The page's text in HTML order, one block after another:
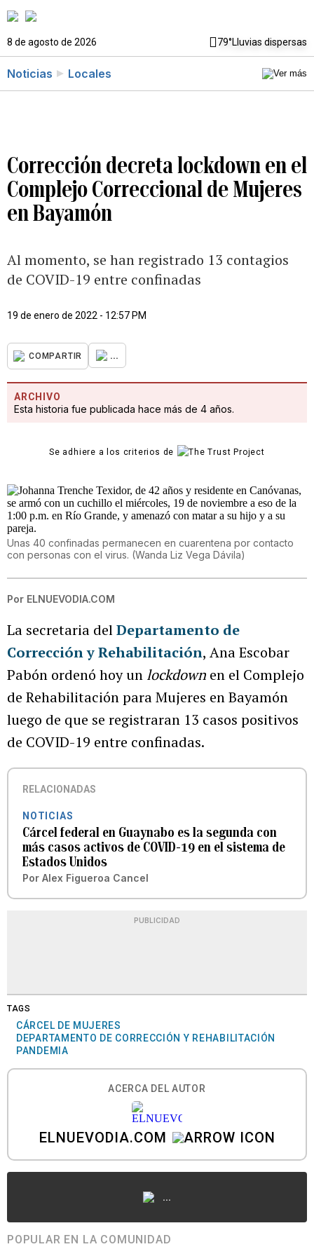
8 de agosto de 2026 79°Lluvias dispersas
Noticias Locales
Corrección decreta lockdown en el
Complejo Correccional de Mujeres
en Bayamón
Al momento, se han registrado 13 contagios
de COVID-19 entre confinadas
19 de enero de 2022 - 12:57 PM
COMPARTIR ...
ARCHIVO
Esta historia fue publicada hace más de 4 años.
Se adhiere a los criterios de
Unas 40 confinadas permanecen en cuarentena por contacto
con personas con el virus. (Wanda Liz Vega Dávila)
Por ELNUEVODIA.COM
La secretaria delDepartamento de
Corrección y Rehabilitación, Ana Escobar
Pabón ordenó hoy un lockdown en el Complejo
de Rehabilitación para Mujeres en Bayamón
luego de que se registraran 13 casos positivos
de COVID-19 entre confinadas.
RELACIONADAS
NOTICIAS
Cárcel federal en Guaynabo es la segunda con
más casos activos de COVID-19 en el sistema de
Estados Unidos
Por Alex Figueroa Cancel
PUBLICIDAD
TAGS
CÁRCEL DE MUJERES
DEPARTAMENTO DE CORRECCIÓN Y REHABILITACIÓN
PANDEMIA
ACERCA DEL AUTOR
ELNUEVODIA.COM
...
POPULAR EN LA COMUNIDAD